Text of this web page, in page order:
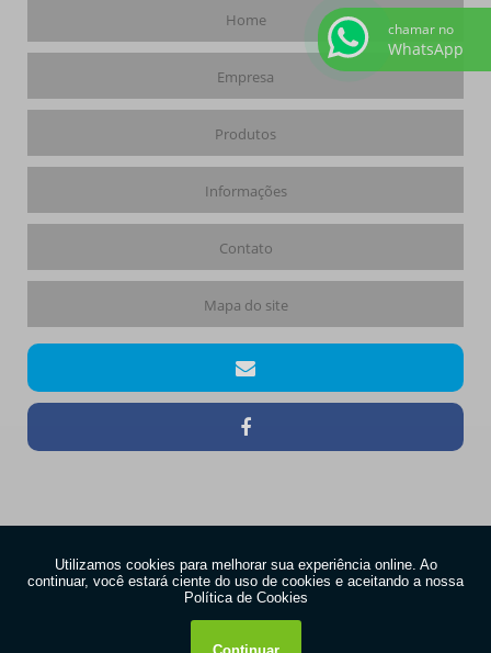
Home
Empresa
Produtos
Informações
Contato
Mapa do site
W3C
W3C
chamar no
WhatsApp